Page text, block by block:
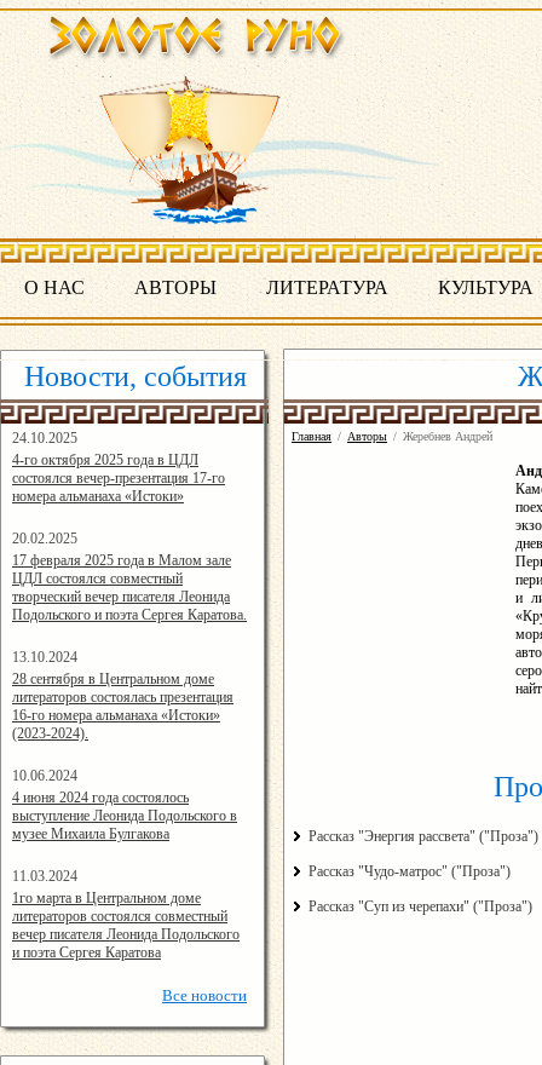
О НАС АВТОРЫ ЛИТЕРАТУРА КУЛЬТУРА
Новости, события
24.10.2025
16:19:07
4-го октября 2025 года в ЦДЛ
состоялся вечер-презентация 17-го
номера альманаха «Истоки»
20.02.2025
14:24:00
17 февраля 2025 года в Малом зале
ЦДЛ состоялся совместный
творческий вечер писателя Леонида
Подольского и поэта Сергея Каратова.
13.10.2024
14:08:11
28 сентября в Центральном доме
литераторов состоялась презентация
16-го номера альманаха «Истоки»
(2023-2024).
10.06.2024
15:02:44
4 июня 2024 года состоялось
выступление Леонида Подольского в
музее Михаила Булгакова
11.03.2024
15:06:16
1го марта в Центральном доме
литераторов состоялся совместный
вечер писателя Леонида Подольского
и поэта Сергея Каратова
Все новости
Главная / Авторы / Жеребнев Андрей
и
Рассказ "Энергия рассвета" ("Проза")
Рассказ "Чудо-матрос" ("Проза")
Рассказ "Суп из черепахи" ("Проза")